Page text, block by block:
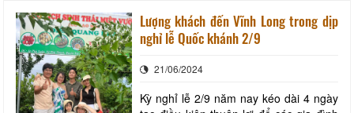
(hay còn gọi là Tổ đình Phước Hậu)
nằm ven sông Hậu thuộc ấp Đông Hậu,
xã Ngãi Tứ, huyện Tam Bình, tỉnh Vĩnh
trang nghiêm
Lượng khách đến Vĩnh Long trong dịp
nghỉ lễ Quốc khánh 2/9
21/06/2024
Kỳ nghỉ lễ 2/9 năm nay kéo dài 4 ngày